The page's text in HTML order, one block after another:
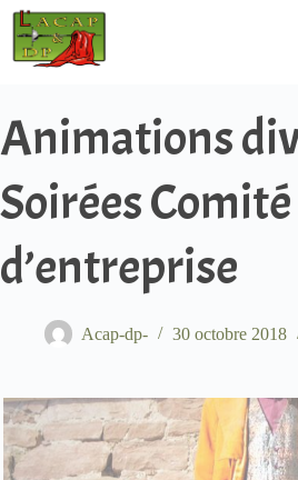
Passer
contenu
Animations
Soirées Comité
d’entreprise
Acap-dp- 30 octobre 2018